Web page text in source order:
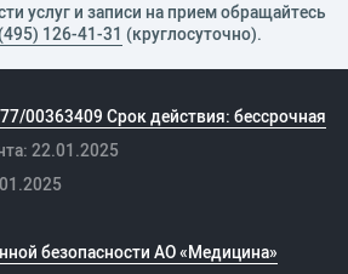
услуг и записи на прием обращайтесь
126-41-31 (круглосуточно).
00363409 Срок действия: бессрочная
22.01.2025
безопасности АО «Медицина»